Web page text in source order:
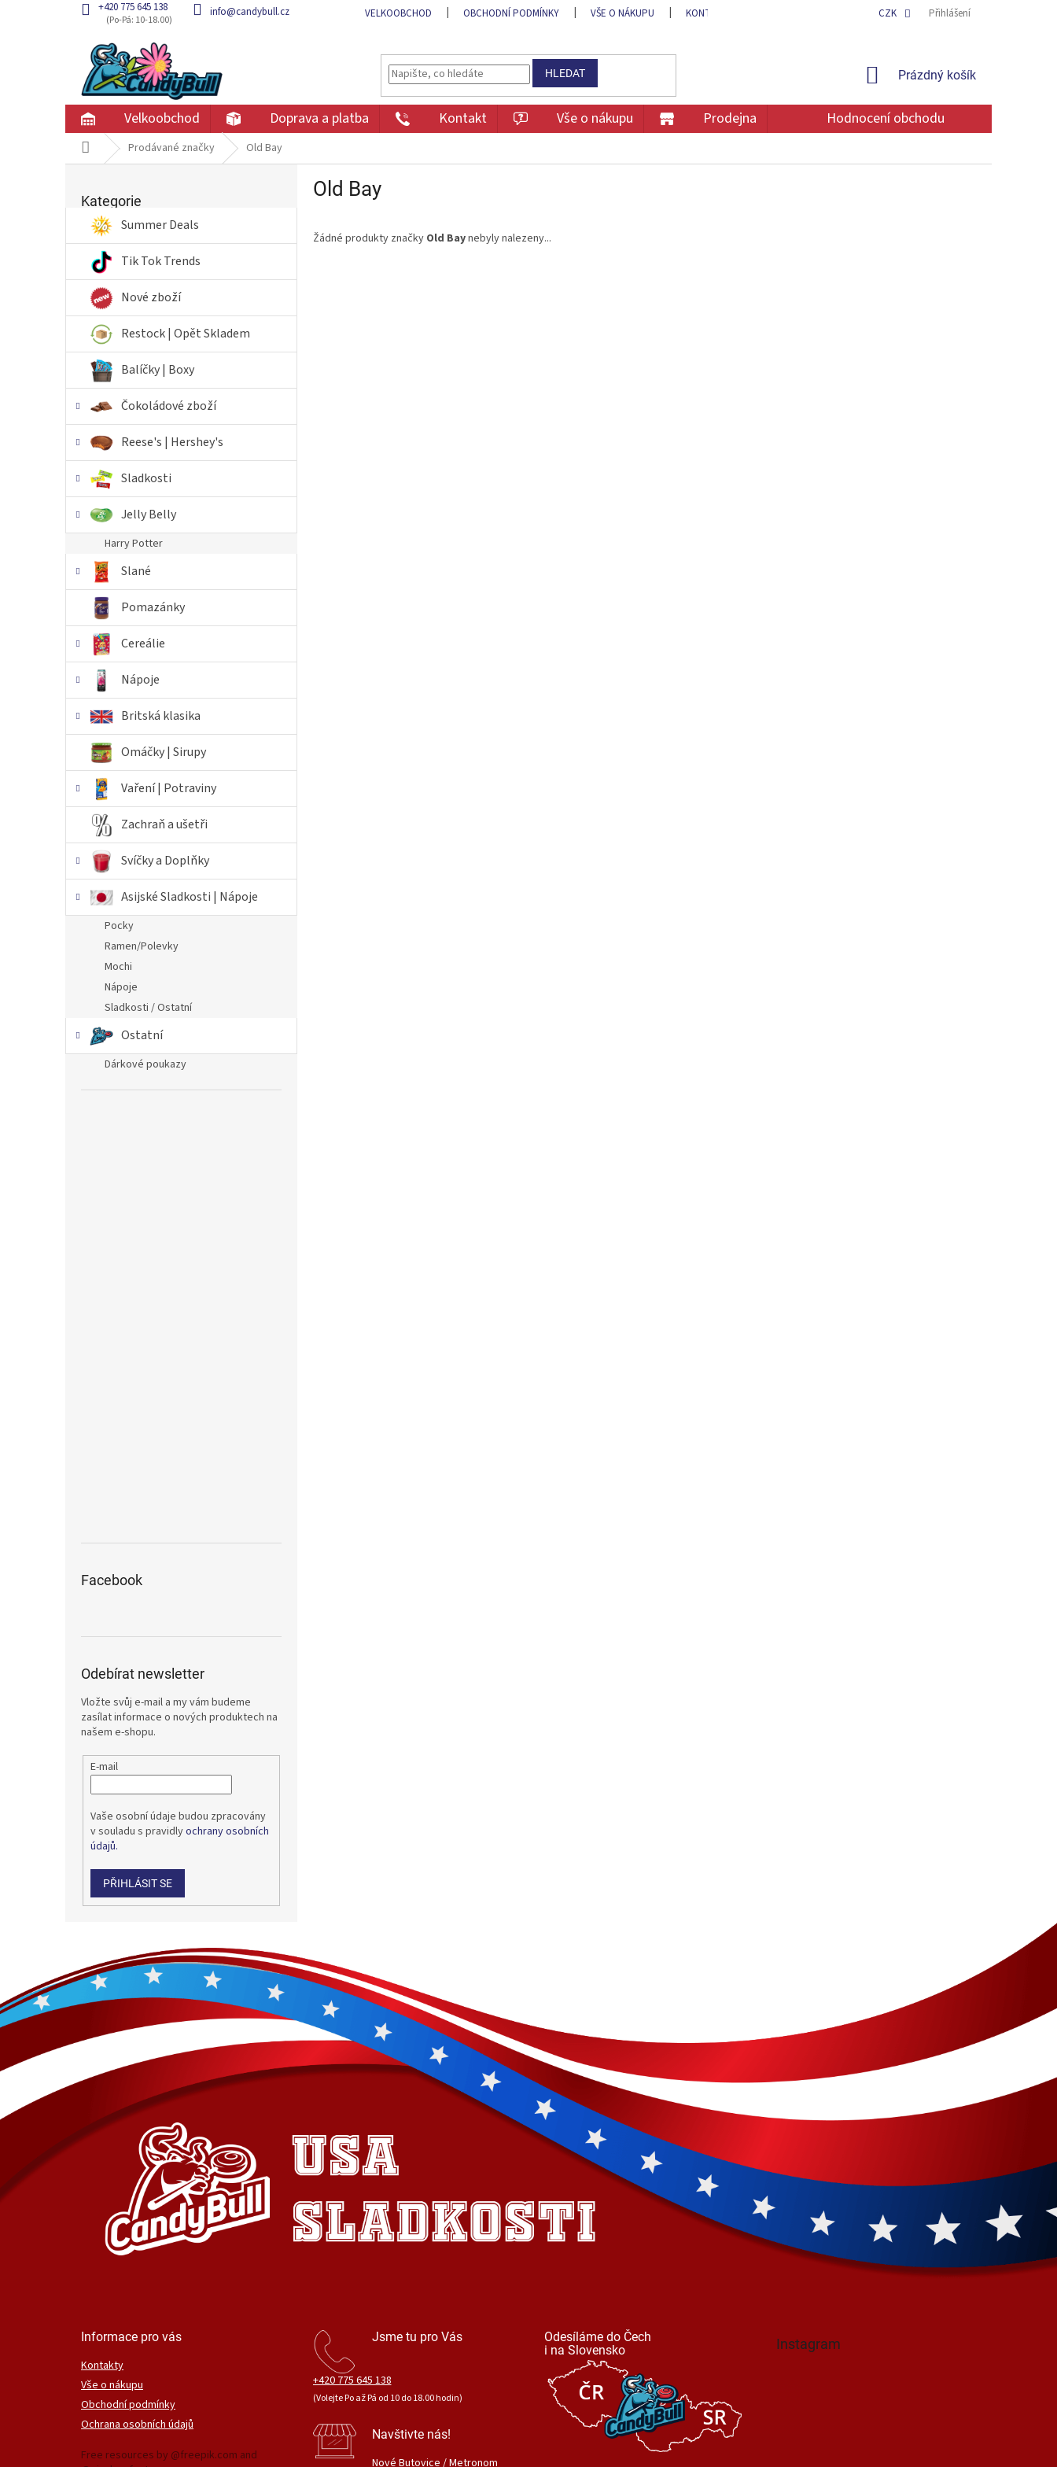
+420 775 645 138 info@candybull.cz VELKOOBCHOD OBCHODNÍ PODMÍNKY VŠE O NÁKUPU KONTAKT OCHRANA OSOBNÍCH ÚDAJŮCZK Přihlášení
HLEDAT
NÁKUPNÍ
Prázdný košík
Velkoobchod Doprava a platba Kontakt Vše o nákupu Prodejna Hodnocení obchodu
Domů Prodávané značky Old Bay
r
n
í
kategorie
Kategorie
Summer Deals
Tik Tok Trends
Nové zboží
Restock | Opět Skladem
Balíčky | Boxy
Čokoládové zboží
Reese's | Hershey's
Sladkosti
Jelly Belly
Harry Potter
Slané
Pomazánky
Cereálie
Nápoje
Britská klasika
Omáčky | Sirupy
Vaření | Potraviny
Zachraň a ušetři
Svíčky a Doplňky
Asijské Sladkosti | Nápoje
Pocky
Ramen/Polevky
Mochi
Nápoje
Sladkosti / Ostatní
Ostatní
Dárkové poukazy
Facebook
Odebírat newsletter
Vložte svůj e-mail a my vám budeme
zasílat informace o nových produktech na
našem e-shopu.
E-mail
Vaše osobní údaje budou zpracovány
v souladu s pravidlyochrany osobních
údajů.
PŘIHLÁSIT SE
Old Bay
Žádné produkty značky Old Baynebyly nalezeny...
t
í
Informace pro vás
Kontakty
Vše o nákupu
Obchodní podmínky
Ochrana osobních údajů
Free resources by @freepik.com and
Jsme tu pro Vás
+420 775 645 138
(Volejte Po až Pá od 10 do 18.00 hodin)
Navštivte nás!
Nové Butovice / Metronom
Odesíláme do Čech
i na Slovensko
Instagram